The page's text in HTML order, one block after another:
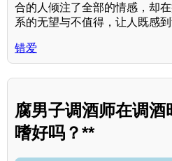
合的人倾注了全部的情感，却
系的无望与不值得，让人既感
错爱
腐男子调酒师在调酒
嗜好吗？**